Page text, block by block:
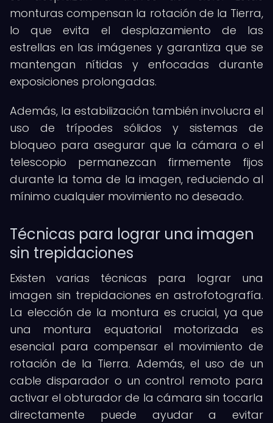
monturas compensan la rotación de la Tierra,
lo que evita el desplazamiento de las
estrellas en las imágenes y garantiza que se
mantengan nítidas y enfocadas durante
exposiciones prolongadas.
Además, la estabilización también involucra el
uso de trípodes sólidos y sistemas de
bloqueo para asegurar que la cámara o el
telescopio permanezcan firmemente fijos
durante la toma de la imagen, reduciendo al
mínimo cualquier movimiento no deseado.
Técnicas para lograr una imagen
sin trepidaciones
Existen varias técnicas para lograr una
imagen sin trepidaciones en astrofotografía.
La elección de la montura es crucial, ya que
una montura equatorial motorizada es
esencial para compensar el movimiento de
rotación de la Tierra. Además, el uso de un
cable disparador o un control remoto para
activar el obturador de la cámara sin tocarla
directamente puede ayudar a evitar